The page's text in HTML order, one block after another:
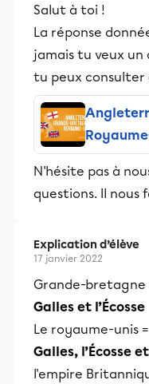
Salut à toi !
La réponse
jamais tu veux
tu peux
N'hésite pas à
questions. Il nous
Explication d’élève
17 janvier 2022
Grande-bretagne
Galles et l’Écosse
Le royaume-unis =
Galles, l’Écosse
l'empire